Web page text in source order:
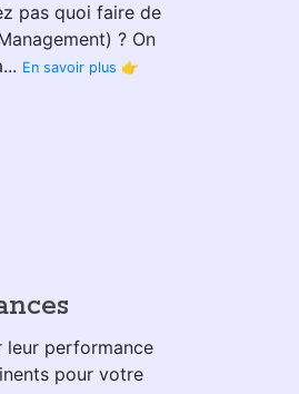
pas quoi faire de
? On
En savoir plus 👉
leur performance
pour votre